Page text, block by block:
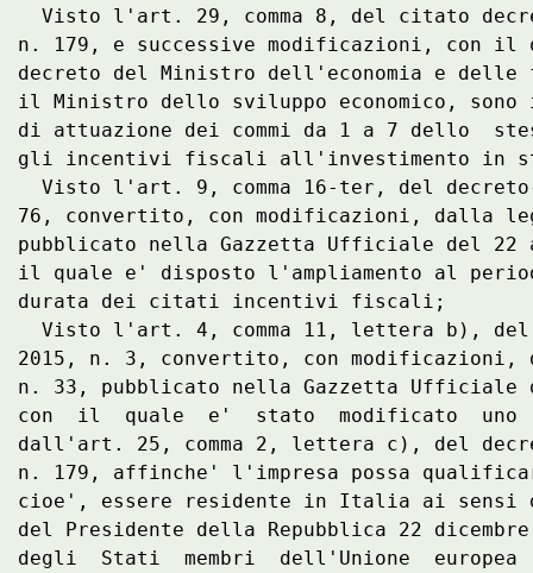
Visto l'art. 29, comma 8, del citato
n. 179, e successive modificazioni, con il
decreto del Ministro dell'economia e
il Ministro dello sviluppo economico,
di attuazione dei commi da 1 a 7 dello
gli incentivi fiscali all'investimento in
Visto l'art. 9, comma 16-ter, del
76, convertito, con modificazioni, dalla
pubblicato nella Gazzetta Ufficiale del 22
il quale e' disposto l'ampliamento al
durata dei citati incentivi fiscali;
Visto l'art. 4, comma 11, lettera b),
2015, n. 3, convertito, con modificazioni,
n. 33, pubblicato nella Gazzetta Ufficiale
con  il  quale  e'  stato  modificato
dall'art. 25, comma 2, lettera c), del
n. 179, affinche' l'impresa possa
cioe', essere residente in Italia ai
del Presidente della Repubblica 22
degli  Stati  membri  dell'Unione